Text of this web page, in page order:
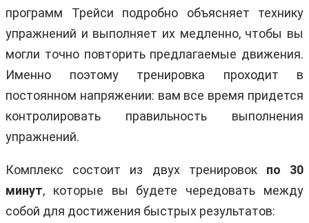
программ Трейси подробно объясняет технику
упражнений и выполняет их медленно, чтобы вы
могли точно повторить предлагаемые движения.
Именно поэтому тренировка проходит в
постоянном напряжении: вам все время придется
контролировать правильность выполнения
упражнений.
Комплекс состоит из двух тренировок по 30
минут, которые вы будете чередовать между
собой для достижения быстрых результатов: